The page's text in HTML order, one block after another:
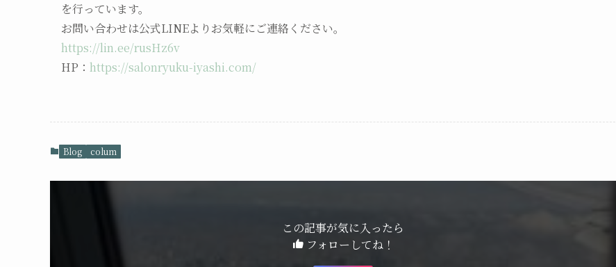
を行っています。
お問い合わせは公式LINEよりお気軽にご連絡ください。
https://lin.ee/rusHz6v
HP： https://salonryuku-iyashi.com/
Blog colum
この記事が気に入ったら
フォローしてね！